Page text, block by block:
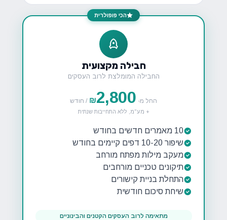
הכי פופולרית
חבילה מקצועית
החבילה המומלצת לרוב העסקים
החל מ- 2,800
₪ / חודש
+ מע"מ, ללא התחייבות שנתית
10 מאמרים חדשים בחודש
שיפור 10-20 דפים קיימים בחודש
מעקב מילות מפתח מורחב
תיקונים טכניים מורחבים
התחלת בניית קישורים
שיחת סיכום חודשית
מתאימה לרוב העסקים הקטנים והבינוניים